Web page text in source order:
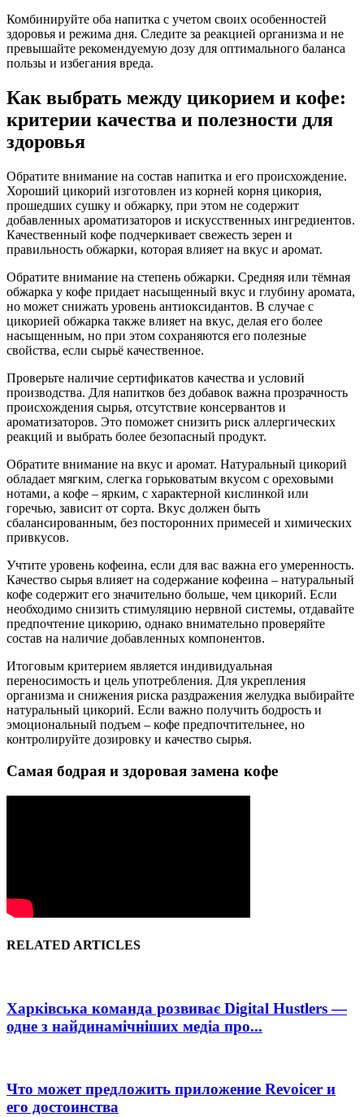
Комбинируйте оба напитка с учетом своих особенностей
здоровья и режима дня. Следите за реакцией организма и не
превышайте рекомендуемую дозу для оптимального баланса
пользы и избегания вреда.
Как выбрать между цикорием и кофе:
критерии качества и полезности для
здоровья
Обратите внимание на состав напитка и его происхождение.
Хороший цикорий изготовлен из корней корня цикория,
прошедших сушку и обжарку, при этом не содержит
добавленных ароматизаторов и искусственных ингредиентов.
Качественный кофе подчеркивает свежесть зерен и
правильность обжарки, которая влияет на вкус и аромат.
Обратите внимание на степень обжарки. Средняя или тёмная
обжарка у кофе придает насыщенный вкус и глубину аромата,
но может снижать уровень антиоксидантов. В случае с
цикорией обжарка также влияет на вкус, делая его более
насыщенным, но при этом сохраняются его полезные
свойства, если сырьё качественное.
Проверьте наличие сертификатов качества и условий
производства. Для напитков без добавок важна прозрачность
происхождения сырья, отсутствие консервантов и
ароматизаторов. Это поможет снизить риск аллергических
реакций и выбрать более безопасный продукт.
Обратите внимание на вкус и аромат. Натуральный цикорий
обладает мягким, слегка горьковатым вкусом с ореховыми
нотами, а кофе – ярким, с характерной кислинкой или
горечью, зависит от сорта. Вкус должен быть
сбалансированным, без посторонних примесей и химических
привкусов.
Учтите уровень кофеина, если для вас важна его умеренность.
Качество сырья влияет на содержание кофеина – натуральный
кофе содержит его значительно больше, чем цикорий. Если
необходимо снизить стимуляцию нервной системы, отдавайте
предпочтение цикорию, однако внимательно проверяйте
состав на наличие добавленных компонентов.
Итоговым критерием является индивидуальная
переносимость и цель употребления. Для укрепления
организма и снижения риска раздражения желудка выбирайте
натуральный цикорий. Если важно получить бодрость и
эмоциональный подъем – кофе предпочтительнее, но
контролируйте дозировку и качество сырья.
Самая бодрая и здоровая замена кофе
RELATED ARTICLES
Харківська команда розвиває Digital Hustlers —
одне з найдинамічніших медіа про...
Что может предложить приложение Revoicer и
его достоинства